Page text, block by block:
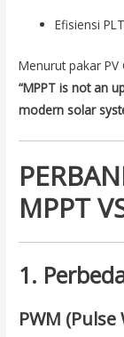
Efisiensi
Menurut pakar PV
“MPPT is not an
modern solar
MPPT
1.
PWM